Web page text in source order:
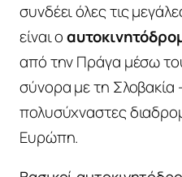
συνδέει όλες τις
είναι ο
από την Πράγα μέσω
σύνορα με τη Σλοβακία
πολυσύχναστες
Ευρώπη.